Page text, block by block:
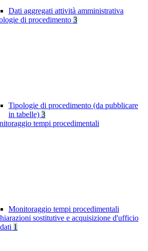
Dati aggregati attività amministrativa
di procedimento 3
Tipologie di procedimento (da pubblicare
in tabelle) 3
tempi procedimentali
Monitoraggio tempi procedimentali
sostitutive e acquisizione d'ufficio
1